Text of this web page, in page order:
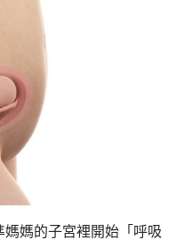
媽的子宮裡開始「呼吸